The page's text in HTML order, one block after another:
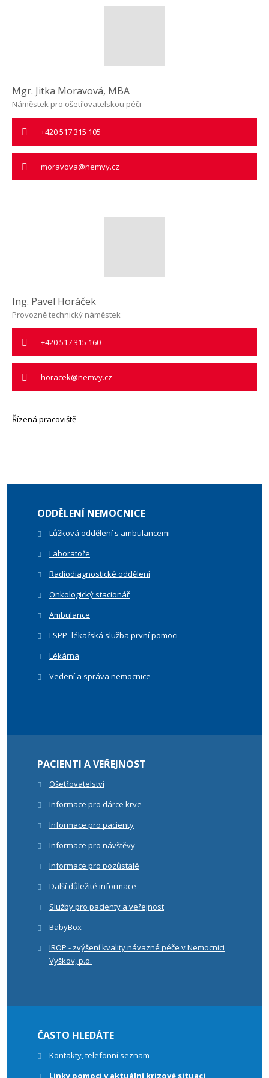
Mgr. Jitka Moravová, MBA
Náměstek pro ošetřovatelskou péči
+420 517 315 105
moravova@nemvy.cz
Ing. Pavel Horáček
Provozně technický náměstek
+420 517 315 160
horacek@nemvy.cz
Řízená pracoviště
ODDĚLENÍ NEMOCNICE
Lůžková oddělení s ambulancemi
Laboratoře
Radiodiagnostické oddělení
Onkologický stacionář
Ambulance
LSPP- lékařská služba první pomoci
Lékárna
Vedení a správa nemocnice
PACIENTI A VEŘEJNOST
Ošetřovatelství
Informace pro dárce krve
Informace pro pacienty
Informace pro návštěvy
Informace pro pozůstalé
Další důležité informace
Služby pro pacienty a veřejnost
BabyBox
IROP - zvýšení kvality návazné péče v Nemocnici
Vyškov, p.o.
ČASTO HLEDÁTE
Kontakty, telefonní seznam
Linky pomoci v aktuální krizové situaci